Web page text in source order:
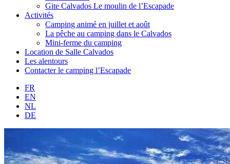
Gite Calvados Le moulin de l’Escapade
Activités
Camping animé en juillet et août
La pêche au camping dans le Calvados
Mini-ferme du camping
Location de Salle Calvados
Les alentours
Contacter le camping l’Escapade
FR
EN
NL
DE